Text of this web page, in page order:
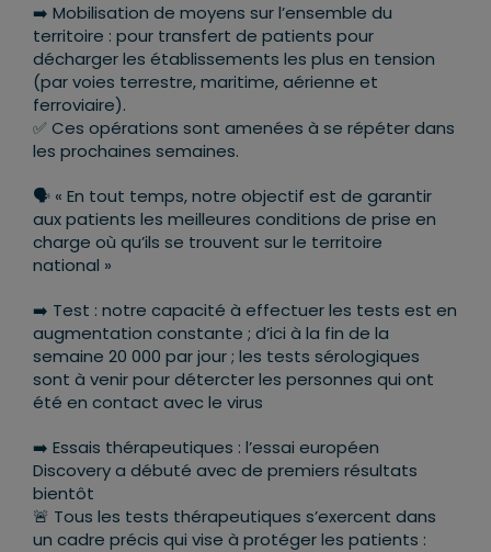
➡️ Mobilisation de moyens sur l’ensemble du
territoire : pour transfert de patients pour
décharger les établissements les plus en tension
(par voies terrestre, maritime, aérienne et
ferroviaire).
✅ Ces opérations sont amenées à se répéter dans
les prochaines semaines.
🗣 « En tout temps, notre objectif est de garantir
aux patients les meilleures conditions de prise en
charge où qu’ils se trouvent sur le territoire
national »
➡️ Test : notre capacité à effectuer les tests est en
augmentation constante ; d’ici à la fin de la
semaine 20 000 par jour ; les tests sérologiques
sont à venir pour détercter les personnes qui ont
été en contact avec le virus
➡️ Essais thérapeutiques : l’essai européen
Discovery a débuté avec de premiers résultats
bientôt
🚨 Tous les tests thérapeutiques s’exercent dans
un cadre précis qui vise à protéger les patients :